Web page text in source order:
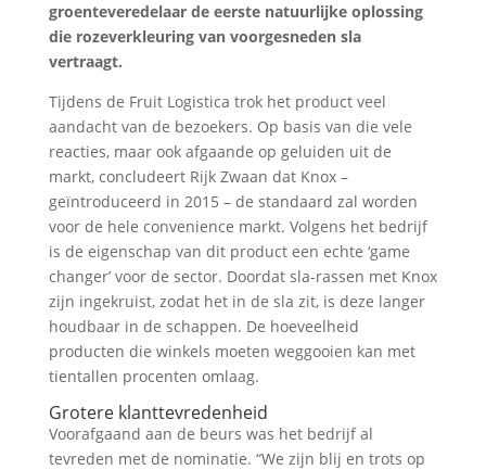
groenteveredelaar de eerste natuurlijke oplossing
die rozeverkleuring van voorgesneden sla
vertraagt.
Tijdens de Fruit Logistica trok het product veel
aandacht van de bezoekers. Op basis van die vele
reacties, maar ook afgaande op geluiden uit de
markt, concludeert Rijk Zwaan dat Knox –
geïntroduceerd in 2015 – de standaard zal worden
voor de hele convenience markt. Volgens het bedrijf
is de eigenschap van dit product een echte ‘game
changer’ voor de sector. Doordat sla-rassen met Knox
zijn ingekruist, zodat het in de sla zit, is deze langer
houdbaar in de schappen. De hoeveelheid
producten die winkels moeten weggooien kan met
tientallen procenten omlaag.
Grotere klanttevredenheid
Voorafgaand aan de beurs was het bedrijf al
tevreden met de nominatie. “We zijn blij en trots op